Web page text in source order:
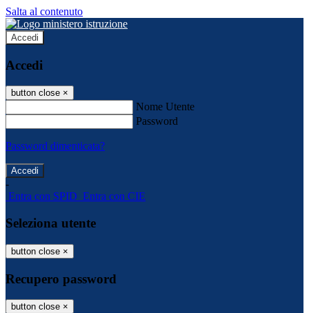
Salta al contenuto
Accedi
Accedi
button close ×
Nome Utente
Password
Password dimenticata?
-
Entra con SPID Entra con CIE
Seleziona utente
button close ×
Recupero password
button close ×